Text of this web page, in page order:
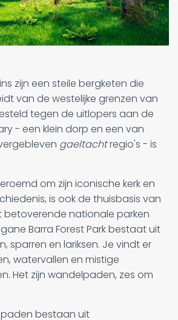
zijn een steile bergketen die
van de westelijke grenzen van
tegen de uitlopers aan de
- een klein dorp en een van
gaeltachtregio's - is
om zijn iconische kerk en
is ook de thuisbasis van
betoverende nationale parken
Barra Forest Park bestaat uit
sparren en lariksen. Je vindt er
watervallen en mistige
Het zijn wandelpaden, zes om
paden bestaan uit